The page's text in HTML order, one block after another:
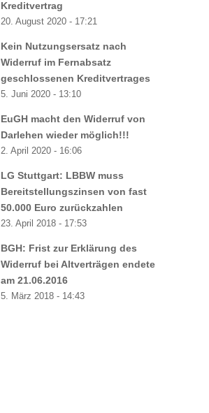
Kreditvertrag
20. August 2020 - 17:21
Kein Nutzungsersatz nach
Widerruf im Fernabsatz
geschlossenen Kreditvertrages
5. Juni 2020 - 13:10
EuGH macht den Widerruf von
Darlehen wieder möglich!!!
2. April 2020 - 16:06
LG Stuttgart: LBBW muss
Bereitstellungszinsen von fast
50.000 Euro zurückzahlen
23. April 2018 - 17:53
BGH: Frist zur Erklärung des
Widerruf bei Altverträgen endete
am 21.06.2016
5. März 2018 - 14:43